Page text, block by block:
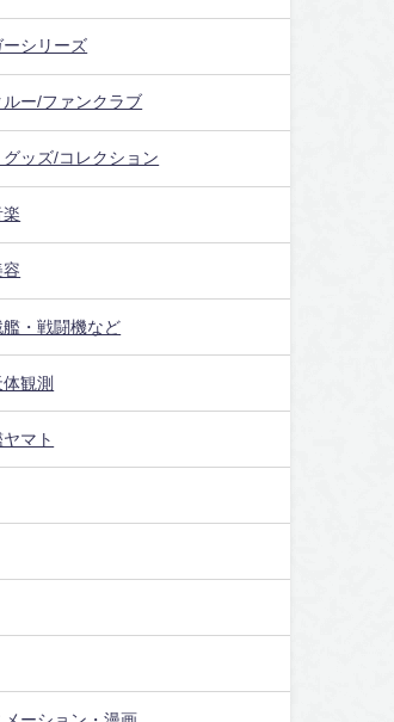
ーシリーズ
ルー/ファンクラブ
グッズ/コレクション
楽
容
・戦闘機など
観測
マト